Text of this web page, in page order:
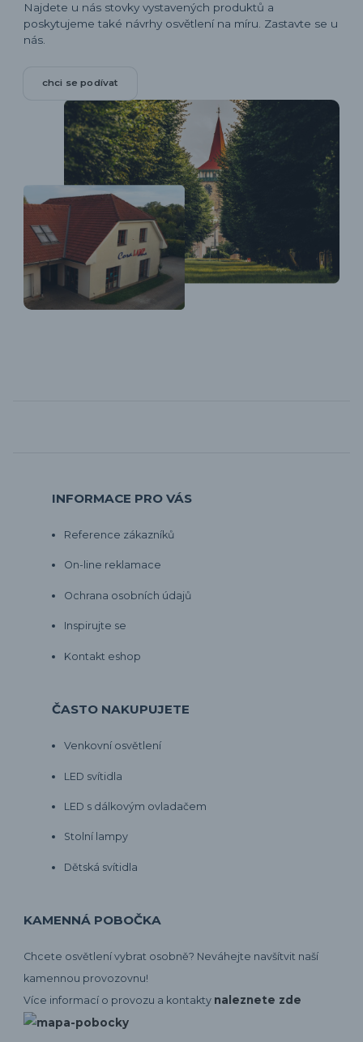
Najdete u nás stovky vystavených produktů a
poskytujeme také návrhy osvětlení na míru. Zastavte se u
nás.
chci se podívat
INFORMACE PRO VÁS
Reference zákazníků
On-line reklamace
Ochrana osobních údajů
Inspirujte se
Kontakt eshop
ČASTO NAKUPUJETE
Venkovní osvětlení
LED svítidla
LED s dálkovým ovladačem
Stolní lampy
Dětská svítidla
KAMENNÁ POBOČKA
Chcete osvětlení vybrat osobně? Neváhejte navšítvit naší
kamennou provozovnu!
Více informací o provozu a kontakty naleznete zde